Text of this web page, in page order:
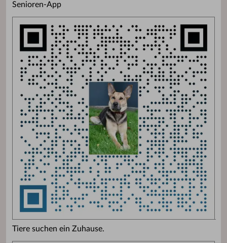
Senioren-App
Tiere suchen ein Zuhause.